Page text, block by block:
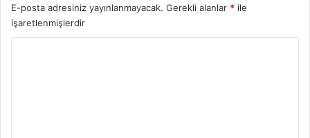
E-posta adresiniz yayınlanmayacak. Gerekli alanlar * ile
işaretlenmişlerdir